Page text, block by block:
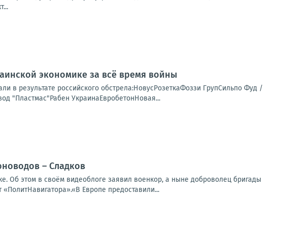
экономике за всё время войны
в результате российского обстрела:НовусРозеткаФоззи ГрупСильпо Фуд /
"Пластмас"Рабен УкраинаЕвробетонНовая...
– Сладков
Об этом в своём видеоблоге заявил военкор, а ныне доброволец бригады
Европе предоставили...